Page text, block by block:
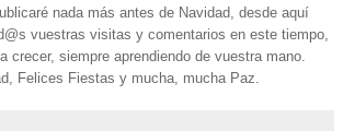
nada más antes de Navidad, desde aquí
vuestras visitas y comentarios en este tiempo,
crecer, siempre aprendiendo de vuestra mano.
Felices Fiestas y mucha, mucha Paz